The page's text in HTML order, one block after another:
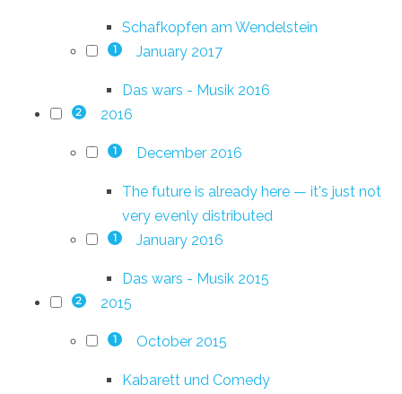
Schafkopfen am Wendelstein
1 January 2017
Das wars - Musik 2016
2 2016
1 December 2016
The future is already here — it's just not
very evenly distributed
1 January 2016
Das wars - Musik 2015
2 2015
1 October 2015
Kabarett und Comedy